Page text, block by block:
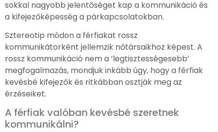
sokkal nagyobb jelentőséget kap a kommunikáció és
a kifejezőképesség a párkapcsolatokban.
Sztereotip módon a férfiakat rossz
kommunikátorként jellemzik nőtársaikhoz képest. A
rossz kommunikáció nem a ’legtisztességesebb’
megfogalmazás, mondjuk inkább úgy, hogy a férfiak
kevésbé kifejezők és ritkábban osztják meg az
érzéseiket.
A férfiak valóban kevésbé szeretnek
kommunikálni?